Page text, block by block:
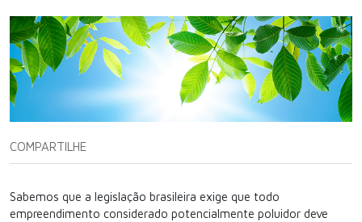
COMPARTILHE
Sabemos que a legislação brasileira exige que todo
empreendimento considerado potencialmente poluidor deve